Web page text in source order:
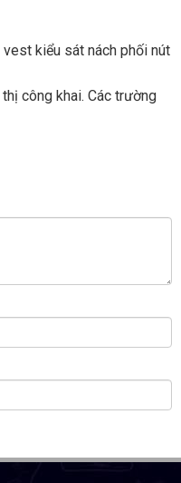
kiểu sát nách phối nút
công khai. Các trường